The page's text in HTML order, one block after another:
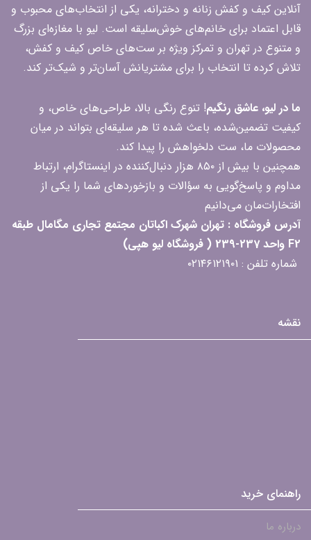
آنلاین کیف و کفش زنانه و دخترانه، یکی از انتخاب‌های محبوب و
قابل اعتماد برای خانم‌های خوش‌سلیقه است. لیو با مغازه‌ای بزرگ
و متنوع در تهران و تمرکز ویژه بر ست‌های خاص کیف و کفش،
تلاش کرده تا انتخاب را برای مشتریانش آسان‌تر و شیک‌تر کند.
ما در لیو، عاشق رنگیم! تنوع رنگی بالا، طراحی‌های خاص، و
کیفیت تضمین‌شده، باعث شده تا هر سلیقه‌ای بتواند در میان
محصولات ما، ست دلخواهش را پیدا کند.
همچنین با بیش از ۸۵۰ هزار دنبال‌کننده در اینستاگرام، ارتباط
مداوم و پاسخ‌گویی به سؤالات و بازخوردهای شما را یکی از
افتخارات‌مان می‌دانیم
آدرس فروشگاه : تهران شهرک اکباتان مجتمع تجاری مگامال طبقه
F2 واحد 237-239 ( فروشگاه لیو هپی)
شماره تلفن : ۰۲۱۴۶۱۲۱۹۰۱
نقشه
راهنمای خرید
درباره ما